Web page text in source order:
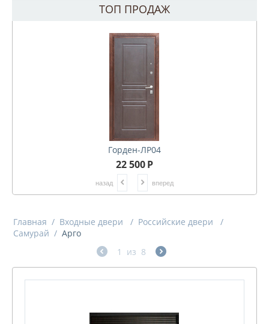
ТОП ПРОДАЖ
Горден-ЛР04
22 500Р
назад вперед
Главная / Входные двери / Российские двери
/
Самурай / Арго
1
из 8